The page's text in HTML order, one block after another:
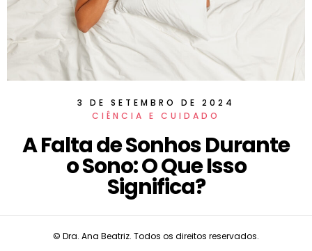
3 DE SETEMBRO DE 2024
CIÊNCIA E CUIDADO
A Falta de Sonhos Durante
o Sono: O Que Isso
Significa?
© Dra. Ana Beatriz. Todos os direitos reservados.